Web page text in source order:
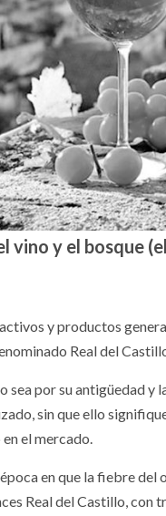
vino y el bosque
y productos
Real del
sea por su antigüedad y
sin que ello
el mercado.
en que la fiebre
Real del Castillo, con